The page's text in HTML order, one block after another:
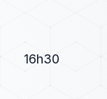
16h30